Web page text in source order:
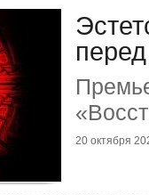
20 октября